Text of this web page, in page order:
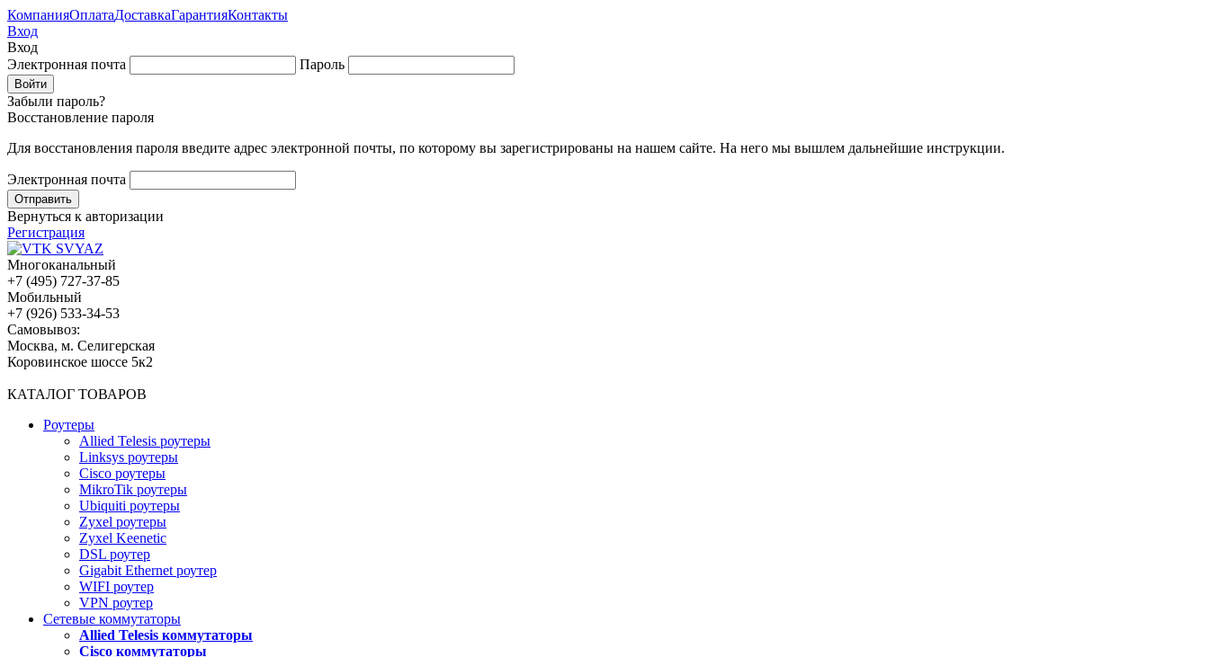
КомпанияОплатаДоставкаГарантияКонтакты
Вход
Вход
Электронная почта
Пароль
Забыли пароль?
Восстановление пароля
Для восстановления пароля введите адрес электронной почты, по которому вы зарегистрированы на нашем сайте. На него мы вышлем дальнейшие инструкции.
Электронная почта
Вернуться к авторизации
Регистрация
Многоканальный
+7 (495) 727-37-85
Мобильный
+7 (926) 533-34-53
Cамовывоз:
Москва, м. Селигерская
Коровинское шоссе 5к2
КАТАЛОГ ТОВАРОВ
Роутеры
Allied Telesis роутеры
Linksys роутеры
Cisco роутеры
MikroTik роутеры
Ubiquiti роутеры
Zyxel роутеры
Zyxel Keenetic
DSL роутер
Gigabit Ethernet роутер
WIFI роутер
VPN роутер
Сетевые коммутаторы
Allied Telesis коммутаторы
Cisco коммутаторы